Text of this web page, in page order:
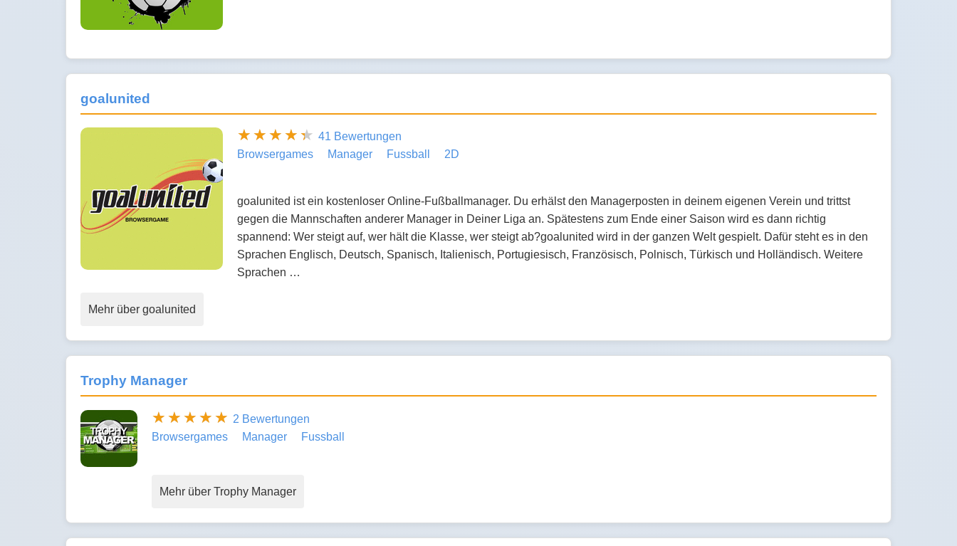
goalunited
41 Bewertungen
Browsergames
Manager Fussball 2D
goalunited ist ein kostenloser Online-Fußballmanager. Du erhälst den Managerposten in deinem eigenen Verein und trittst
gegen die Mannschaften anderer Manager in Deiner Liga an. Spätestens zum Ende einer Saison wird es dann richtig
spannend: Wer steigt auf, wer hält die Klasse, wer steigt ab?goalunited wird in der ganzen Welt gespielt. Dafür steht es in den
Sprachen Englisch, Deutsch, Spanisch, Italienisch, Portugiesisch, Französisch, Polnisch, Türkisch und Holländisch. Weitere
Sprachen …
Mehr über goalunited
Trophy Manager
2 Bewertungen
Browsergames
Manager Fussball
Mehr über Trophy Manager